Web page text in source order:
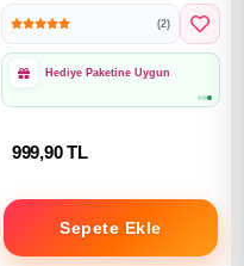
(2)
Hediye Paketine Uygun
999,90 TL
Sepete Ekle